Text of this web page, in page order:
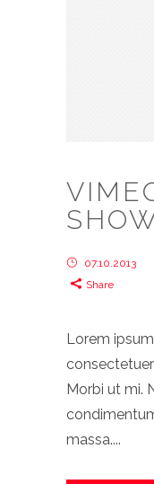
07.10.2013
Share
Lorem
Morbi ut mi.
massa....